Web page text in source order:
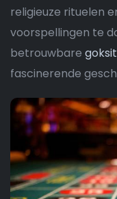
religieuze rituelen
voorspellingen te
betrouwbare
fascinerende